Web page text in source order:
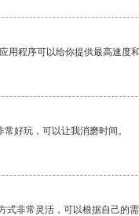
用程序可以给你提供最高速度
好玩，可以让我消磨时间。
式非常灵活，可以根据自己的需